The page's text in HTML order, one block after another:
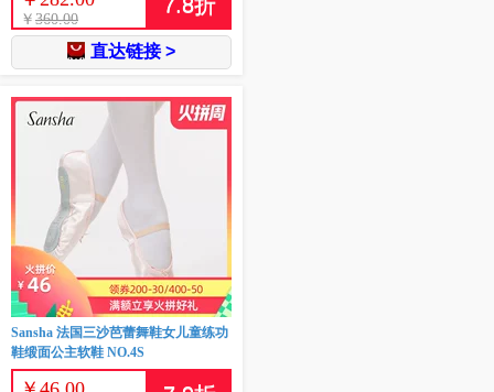
￥ 360.00
直达链接 >
Sansha 法国三沙芭蕾舞鞋女儿童练功
鞋缎面公主软鞋 NO.4S